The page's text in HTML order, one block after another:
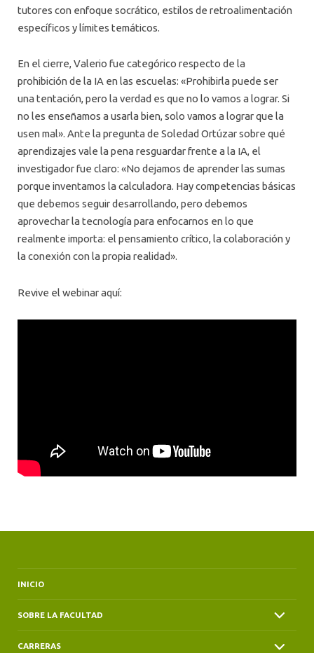
tutores con enfoque socrático, estilos de retroalimentación
específicos y límites temáticos.
En el cierre, Valerio fue categórico respecto de la
prohibición de la IA en las escuelas: «Prohibirla puede ser
una tentación, pero la verdad es que no lo vamos a lograr. Si
no les enseñamos a usarla bien, solo vamos a lograr que la
usen mal». Ante la pregunta de Soledad Ortúzar sobre qué
aprendizajes vale la pena resguardar frente a la IA, el
investigador fue claro: «No dejamos de aprender las sumas
porque inventamos la calculadora. Hay competencias básicas
que debemos seguir desarrollando, pero debemos
aprovechar la tecnología para enfocarnos en lo que
realmente importa: el pensamiento crítico, la colaboración y
la conexión con la propia realidad».
Revive el webinar aquí:
INICIO
SOBRE LA FACULTAD
CARRERAS